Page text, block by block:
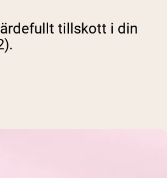
tillskott i din